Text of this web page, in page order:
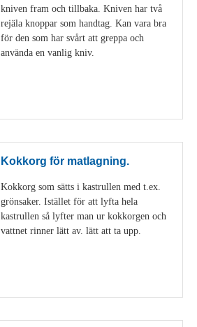
kniven fram och tillbaka. Kniven har två
rejäla knoppar som handtag. Kan vara bra
för den som har svårt att greppa och
använda en vanlig kniv.
Kokkorg för matlagning.
Kokkorg som sätts i kastrullen med t.ex.
grönsaker. Istället för att lyfta hela
kastrullen så lyfter man ur kokkorgen och
vattnet rinner lätt av. lätt att ta upp.